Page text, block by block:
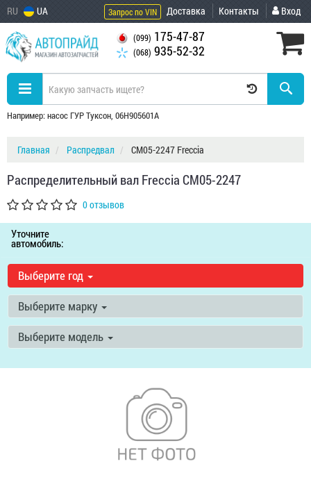
RU UA Запрос по VIN Доставка Контакты Вход
(099) 175-47-87
(068) 935-52-32
Например: насос ГУР Туксон, 06H905601A
Главная Распредвал CM05-2247 Freccia
Распределительный вал Freccia CM05-2247
0 отзывов
Уточните
автомобиль:
Выберите год
Выберите марку
Выберите модель